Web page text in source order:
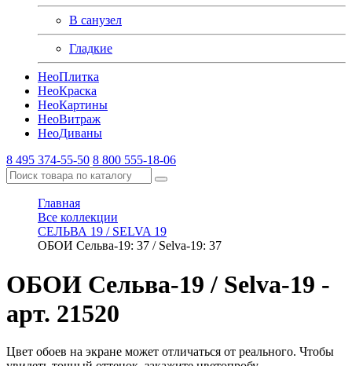
В санузел
Гладкие
НеоПлитка
НеоКраска
НеоКартины
НеоВитраж
НеоДиваны
8 495 374-55-50 8 800 555-18-06
Главная
Все коллекции
СЕЛЬВА 19 / SELVA 19
ОБОИ Сельва-19: 37 / Selva-19: 37
ОБОИ Сельва-19 / Selva-19 -
арт. 21520
Цвет обоев на экране может отличаться от реального. Чтобы